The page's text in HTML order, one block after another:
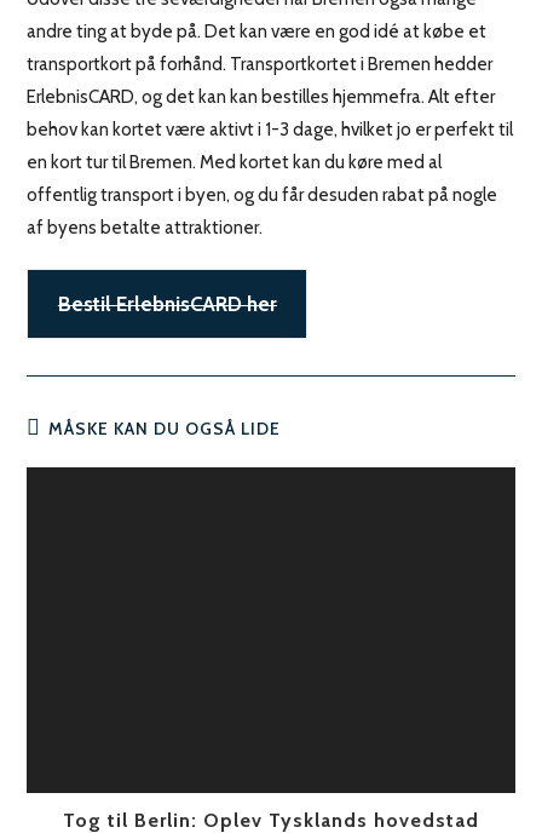
andre ting at byde på. Det kan være en god idé at købe et
transportkort på forhånd. Transportkortet i Bremen hedder
ErlebnisCARD, og det kan kan bestilles hjemmefra. Alt efter
behov kan kortet være aktivt i 1-3 dage, hvilket jo er perfekt til
en kort tur til Bremen. Med kortet kan du køre med al
offentlig transport i byen, og du får desuden rabat på nogle
af byens betalte attraktioner.
Bestil ErlebnisCARD her
MÅSKE KAN DU OGSÅ LIDE
Tog til Berlin: Oplev Tysklands hovedstad